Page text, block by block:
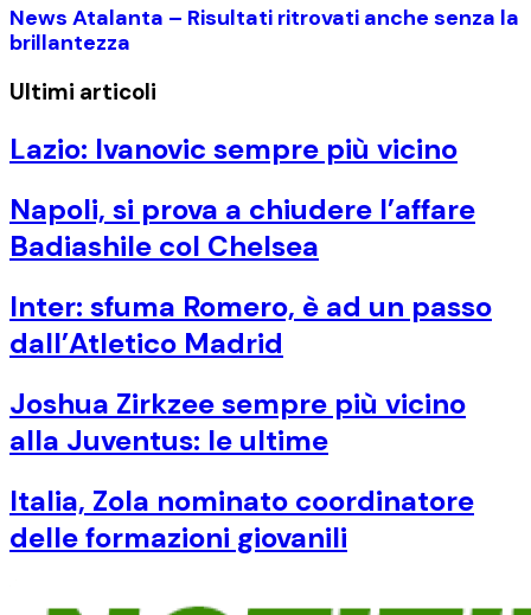
News Atalanta – Risultati ritrovati anche senza la
brillantezza
Ultimi articoli
Lazio: Ivanovic sempre più vicino
Napoli, si prova a chiudere l’affare
Badiashile col Chelsea
Inter: sfuma Romero, è ad un passo
dall’Atletico Madrid
Joshua Zirkzee sempre più vicino
alla Juventus: le ultime
Italia, Zola nominato coordinatore
delle formazioni giovanili